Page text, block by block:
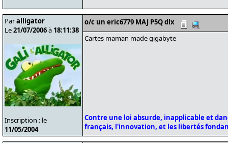
Paralligator
Le21/07/2006à 18:11:38
Inscription : le
11/05/2004
o/c un eric6779 MAJ P5Q dlx
Cartes maman made gigabyte
Contre une loi absurde, inapplicable et
français, l'innovation, et les libertés